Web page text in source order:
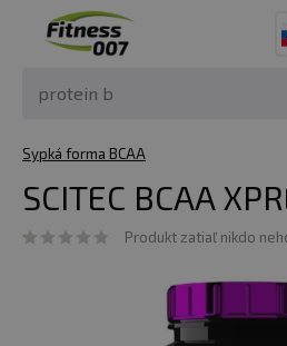
Sypká forma BCAA
SCITEC BCAA
Produkt zatiaľ nikdo